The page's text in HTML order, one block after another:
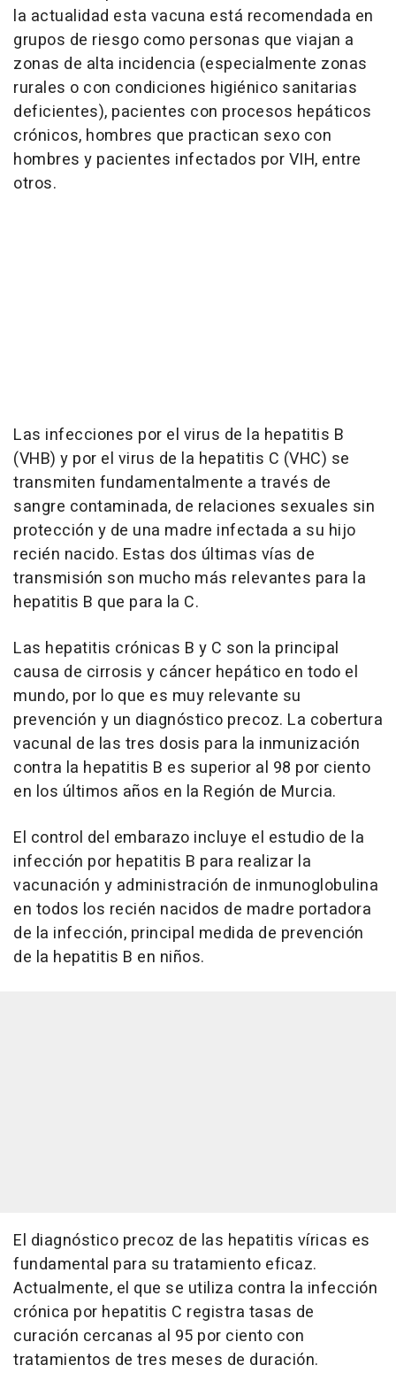
la actualidad esta vacuna está recomendada en
grupos de riesgo como personas que viajan a
zonas de alta incidencia (especialmente zonas
rurales o con condiciones higiénico sanitarias
deficientes), pacientes con procesos hepáticos
crónicos, hombres que practican sexo con
hombres y pacientes infectados por VIH, entre
otros.
Las infecciones por el virus de la hepatitis B
(VHB) y por el virus de la hepatitis C (VHC) se
transmiten fundamentalmente a través de
sangre contaminada, de relaciones sexuales sin
protección y de una madre infectada a su hijo
recién nacido. Estas dos últimas vías de
transmisión son mucho más relevantes para la
hepatitis B que para la C.
Las hepatitis crónicas B y C son la principal
causa de cirrosis y cáncer hepático en todo el
mundo, por lo que es muy relevante su
prevención y un diagnóstico precoz. La cobertura
vacunal de las tres dosis para la inmunización
contra la hepatitis B es superior al 98 por ciento
en los últimos años en la Región de Murcia.
El control del embarazo incluye el estudio de la
infección por hepatitis B para realizar la
vacunación y administración de inmunoglobulina
en todos los recién nacidos de madre portadora
de la infección, principal medida de prevención
de la hepatitis B en niños.
El diagnóstico precoz de las hepatitis víricas es
fundamental para su tratamiento eficaz.
Actualmente, el que se utiliza contra la infección
crónica por hepatitis C registra tasas de
curación cercanas al 95 por ciento con
tratamientos de tres meses de duración.